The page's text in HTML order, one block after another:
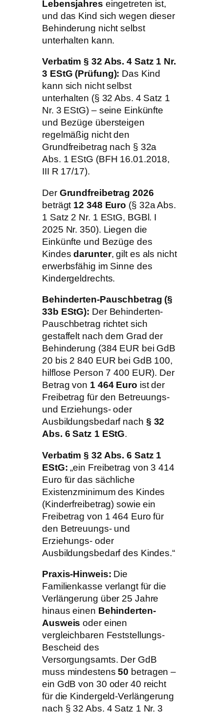
Lebensjahres eingetreten ist,
und das Kind sich wegen dieser
Behinderung nicht selbst
unterhalten kann.
Verbatim § 32 Abs. 4 Satz 1 Nr.
3 EStG (Prüfung): Das Kind
kann sich nicht selbst
unterhalten (§ 32 Abs. 4 Satz 1
Nr. 3 EStG) – seine Einkünfte
und Bezüge übersteigen
regelmäßig nicht den
Grundfreibetrag nach § 32a
Abs. 1 EStG (BFH 16.01.2018,
III R 17/17).
Der Grundfreibetrag 2026
beträgt 12 348 Euro (§ 32a Abs.
1 Satz 2 Nr. 1 EStG, BGBl. I
2025 Nr. 350). Liegen die
Einkünfte und Bezüge des
Kindesdarunter, gilt es als nicht
erwerbsfähig im Sinne des
Kindergeldrechts.
Behinderten-Pauschbetrag (§
33b EStG): Der Behinderten-
Pauschbetrag richtet sich
gestaffelt nach dem Grad der
Behinderung (384 EUR bei GdB
20 bis 2 840 EUR bei GdB 100,
hilflose Person 7 400 EUR). Der
Betrag von 1 464 Euro ist der
Freibetrag für den Betreuungs-
und Erziehungs- oder
Ausbildungsbedarf nach § 32
Abs. 6 Satz 1 EStG.
Verbatim § 32 Abs. 6 Satz 1
EStG: „ein Freibetrag von 3 414
Euro für das sächliche
Existenzminimum des Kindes
(Kinderfreibetrag) sowie ein
Freibetrag von 1 464 Euro für
den Betreuungs- und
Erziehungs- oder
Ausbildungsbedarf des Kindes.“
Praxis-Hinweis: Die
Familienkasse verlangt für die
Verlängerung über 25 Jahre
hinaus einen Behinderten-
Ausweis oder einen
vergleichbaren Feststellungs-
Bescheid des
Versorgungsamts. Der GdB
muss mindestens50 betragen –
ein GdB von 30 oder 40 reicht
für die Kindergeld-Verlängerung
nach § 32 Abs. 4 Satz 1 Nr. 3